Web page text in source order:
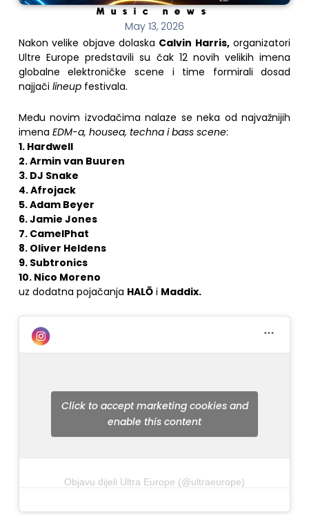
Music news
May 13, 2026
Nakon velike objave dolaska Calvin Harris,organizatori
Ultre Europe predstavili su čak 12 novih velikih imena
globalne elektroničke scene i time formirali dosad
najjači lineupfestivala.
Među novim izvođačima nalaze se neka od najvažnijih
imena EDM-a, housea, techna i bass scene:
1. Hardwell
2. Armin van Buuren
3. DJ Snake
4. Afrojack
5. Adam Beyer
6. Jamie Jones
7. CamelPhat
8. Oliver Heldens
9. Subtronics
10. Nico Moreno
uz dodatna pojačanja HALŌi Maddix.
Objavu dijeli Ultra Europe (@ultraeurope)
Click to accept marketing cookies and
enable this content